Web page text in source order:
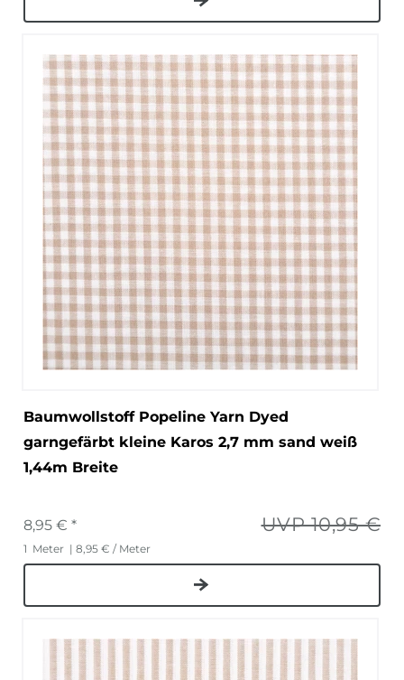
Baumwollstoff Popeline Yarn Dyed
garngefärbt kleine Karos 2,7 mm sand weiß
1,44m Breite
UVP 10,95 €
8,95 € *
1 Meter | 8,95 € / Meter